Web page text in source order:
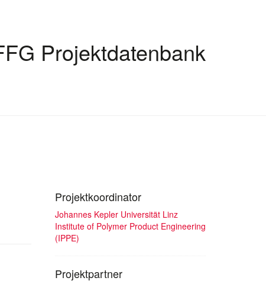
Projektdatenbank
Projektkoordinator
Johannes Kepler Universität Linz
Institute of Polymer Product Engineering
(IPPE)
Projektpartner